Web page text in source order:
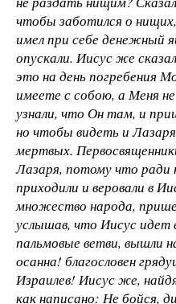
чтобы заботился о
имел при себе денежный
опускали. Иисус же
это на день погребения
имеете с собою, а Меня
узнали, что Он там, и
но чтобы видеть и
мертвых.
Лазаря, потому что ради
приходили и веровали в
множество народа,
услышав, что Иисус идет
пальмовые ветви, вышли
осанна! благословен
Израилев! Иисус же,
как написано: Не бойся,